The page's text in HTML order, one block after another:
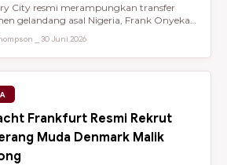
City resmi merampungkan transfer
gelandang asal Nigeria, Frank Onyeka,
⎯ 30 Juni 2026
Frankfurt Resmi Rekrut
Muda Denmark Malik